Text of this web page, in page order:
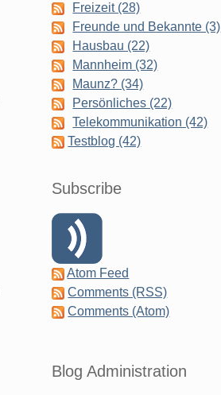
Freizeit (28)
Freunde und Bekannte (3)
Hausbau (22)
Mannheim (32)
Maunz? (34)
Persönliches (22)
Telekommunikation (42)
Testblog (42)
Subscribe
Atom Feed
Comments (RSS)
Comments (Atom)
Blog Administration